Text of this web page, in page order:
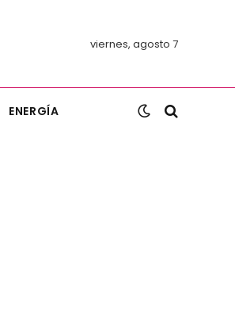
viernes, agosto 7
ENERGÍA